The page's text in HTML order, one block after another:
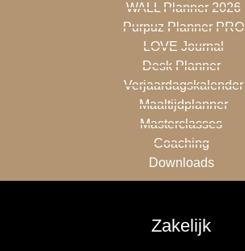
WALL Planner 2026
Purpuz Planner PRO
LOVE Journal
Desk Planner
Verjaardagskalender
Maaltijdplanner
Masterclasses
Coaching
Downloads
Zakelijk